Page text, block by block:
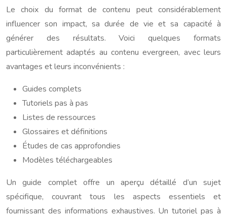
Le choix du format de contenu peut considérablement
influencer son impact, sa durée de vie et sa capacité à
générer des résultats. Voici quelques formats
particulièrement adaptés au contenu evergreen, avec leurs
avantages et leurs inconvénients :
Guides complets
Tutoriels pas à pas
Listes de ressources
Glossaires et définitions
Études de cas approfondies
Modèles téléchargeables
Un guide complet offre un aperçu détaillé d’un sujet
spécifique, couvrant tous les aspects essentiels et
fournissant des informations exhaustives. Un tutoriel pas à